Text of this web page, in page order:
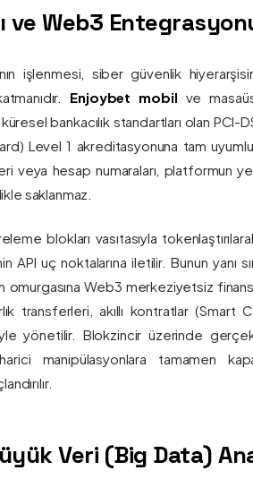
ve Web3
işlenmesi, siber güvenlik
Enjoybet mobil ve
bankacılık standartları olan PCI-
Level 1 akreditasyonuna tam
veya hesap numaraları, platformun
saklanmaz.
blokları vasıtasıyla
API uç noktalarına iletilir. Bunun yanı
omurgasına Web3 merkeziyetsiz
transferleri, akıllı kontratlar (Smart
yönetilir. Blokzincir üzerinde
manipülasyonlara tamamen
Veri (Big Data)